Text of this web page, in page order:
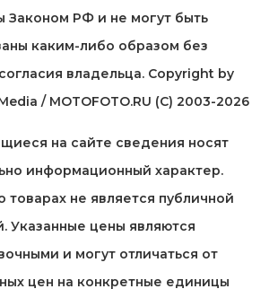
РФ и не могут быть
каким-либо образом без
владельца. Copyright by
/ MOTOFOTO.RU (C) 2003-2026
на cайте сведения носят
информационный характер.
не является публичной
Указанные цены являются
и могут отличаться от
цен на конкретные единицы